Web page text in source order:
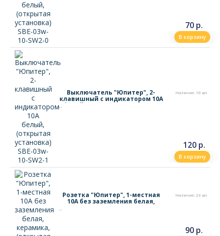
70 р.
В корзину
Выключатель "Юпитер", 2-
клавишный с индикатором 10А
белый, (открытая установка)
Наличие: 10 шт.
120 р.
В корзину
Розетка "Юпитер", 1-местная
10А без заземления белая,
Наличие: 23 шт.
90 р.